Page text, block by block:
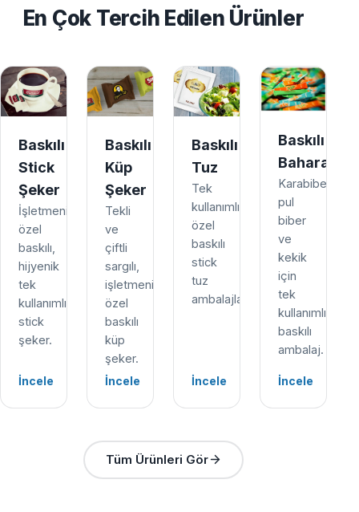
En Çok Tercih Edilen Ürünler
Baskılı
Stick
Şeker
İşletmenize
özel
baskılı,
hijyenik
tek
kullanımlık
stick
şeker.
İncele
Baskılı
Küp
Şeker
Tekli
ve
çiftli
sargılı,
işletmenize
özel
baskılı
küp
şeker.
İncele
Baskılı
Tuz
Tek
kullanımlık,
özel
baskılı
stick
tuz
ambalajları.
İncele
Baskılı
Baharat
Karabiber,
pul
biber
ve
kekik
için
tek
kullanımlık
baskılı
ambalaj.
İncele
Tüm Ürünleri Gör